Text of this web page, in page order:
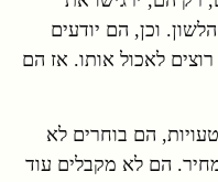
וכן, הם יודעים
לאכול אותו. אז הם
הם בוחרים לא
הם לא מקבלים עוד